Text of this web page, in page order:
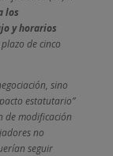
los
y horarios
de cinco
sino
estatutario”
de modificación
no
seguir